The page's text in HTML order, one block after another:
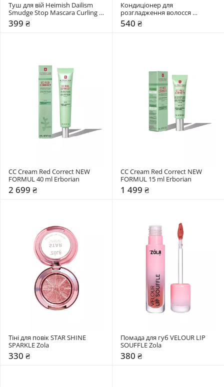
Туш для вій Heimish Dailism
Smudge Stop Mascara Curling
New
399 ₴
Кондиціонер для
розгладження волосся
Hairmate Smoothie Conditioner
540 ₴
CC Cream Red Correct NEW
FORMUL 40 ml Erborian
2 699 ₴
CC Cream Red Correct NEW
FORMUL 15 ml Erborian
1 499 ₴
Тіні для повік STAR SHINE
SPARKLE Zola
330 ₴
Помада для губ VELOUR LIP
SOUFFLE Zola
380 ₴